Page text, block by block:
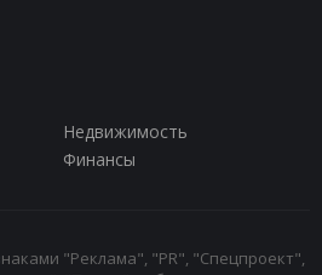
Недвижимость
Финансы
"Реклама", "PR", "Спецпроект",